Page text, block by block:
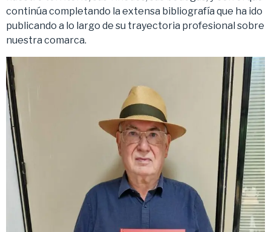
continúa completando la extensa bibliografía que ha ido
publicando a lo largo de su trayectoria profesional sobre
nuestra comarca.